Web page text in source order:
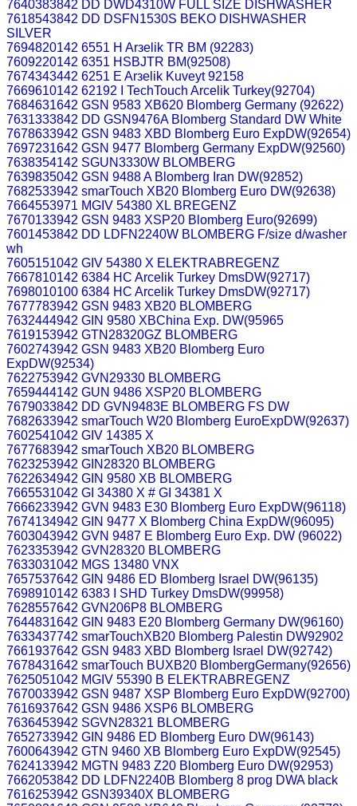
7640383842 DD DWD4310W FULL SIZE DISHWASHER
7618543842 DD DSFN1530S BEKO DISHWASHER
SILVER
7694820142 6551 H Arзelik TR BM (92283)
7609220142 6351 HSBJTR BM(92508)
7674343442 6251 E Arзelik Kuveyt 92158
7669610142 62192 I TechTouch Arcelik Turkey(92704)
7684631642 GSN 9583 XB620 Blomberg Germany (92622)
7631333842 DD GSN9476A Blomberg Standard DW White
7678633942 GSN 9483 XBD Blomberg Euro ExpDW(92654)
7697231642 GSN 9477 Blomberg Germany ExpDW(92560)
7638354142 SGUN3330W BLOMBERG
7639835042 GSN 9488 A Blomberg Iran DW(92852)
7682533942 smarTouch XB20 Blomberg Euro DW(92638)
7664553971 MGIV 54380 XL BREGENZ
7670133942 GSN 9483 XSP20 Blomberg Euro(92699)
7601453842 DD LDFN2240W BLOMBERG F/size d/washer
wh
7605151042 GIV 54380 X ELEKTRABREGENZ
7667810142 6384 HC Arcelik Turkey DmsDW(92717)
7698010100 6384 HC Arcelik Turkey DmsDW(92717)
7677783942 GSN 9483 XB20 BLOMBERG
7632444942 GIN 9580 XBChina Exp. DW(95965
7619153942 GTN28320GZ BLOMBERG
7602743942 GSN 9483 XB20 Blomberg Euro
ExpDW(92534)
7622753942 GVN29330 BLOMBERG
7659444142 GUN 9486 XSP20 BLOMBERG
7679033842 DD GVN9483E BLOMBERG FS DW
7682633942 smarTouch W20 Blomberg EuroExpDW(92637)
7602541042 GIV 14385 X
7677683942 smarTouch XB20 BLOMBERG
7623253942 GIN28320 BLOMBERG
7622634942 GIN 9580 XB BLOMBERG
7665531042 GI 34380 X # GI 34381 X
7666233942 GVN 9483 E30 Blomberg Euro ExpDW(96118)
7674134942 GIN 9477 X Blomberg China ExpDW(96095)
7603043942 GVN 9487 E Blomberg Euro Exp. DW (96022)
7623353942 GVN28320 BLOMBERG
7633031042 MGS 13480 VNX
7657537642 GIN 9486 ED Blomberg Israel DW(96135)
7698910142 6383 I SHD Turkey DmsDW(99958)
7628557642 GVN206P8 BLOMBERG
7644831642 GIN 9483 E20 Blomberg Germany DW(96160)
7633437742 smarTouchXB20 Blomberg Palestin DW92902
7661937642 GSN 9483 XBD Blomberg Israel DW(92742)
7678431642 smarTouch BUXB20 BlombergGermany(92656)
7625051042 MGIV 55390 B ELEKTRABREGENZ
7670033942 GSN 9487 XSP Blomberg Euro ExpDW(92700)
7616937642 GSN 9486 XSP6 BLOMBERG
7636453942 SGVN28321 BLOMBERG
7652733942 GIN 9486 ED Blomberg Euro DW(96143)
7600643942 GTN 9460 XB Blomberg Euro ExpDW(92545)
7624133942 MGTN 9483 Z20 Blomberg Euro DW(92953)
7662053842 DD LDFN2240B Blomberg 8 prog DWA black
7616253942 GSN39340X BLOMBERG